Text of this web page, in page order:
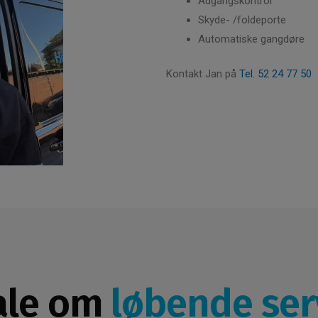
Skyde- /foldeporte
Automatiske gangdøre
Kontakt Jan på Tel. 52 24 77 50
om løbende